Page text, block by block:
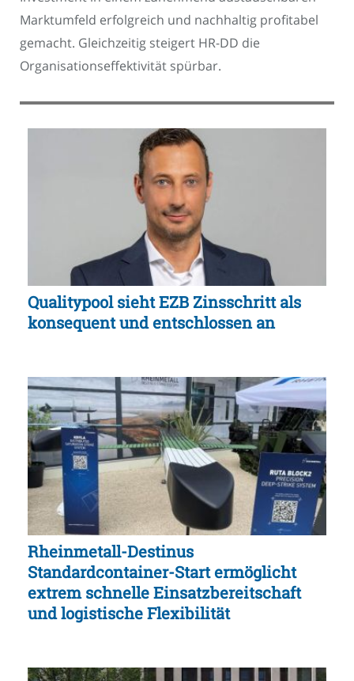
Marktumfeld erfolgreich und nachhaltig profitabel
gemacht. Gleichzeitig steigert HR-DD die
Organisationseffektivität spürbar.
Qualitypool sieht EZB Zinsschritt als
konsequent und entschlossen an
Rheinmetall-Destinus
Standardcontainer-Start ermöglicht
extrem schnelle Einsatzbereitschaft
und logistische Flexibilität